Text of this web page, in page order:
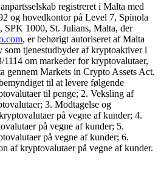
registreret i Malta med
og hovedkontor på Level 7, Spinola
1000, St. Julians, Malta, der
, er behørigt autoriseret af Malta
tjenestudbyder af kryptoaktiver i
om markeder for kryptovalutaer,
gennem Markets in Crypto Assets Act.
til at levere følgende
til penge; 2. Veksling af
3. Modtagelse og
på vegne af kunder; 4.
på vegne af kunder; 5.
på vegne af kunder; 6.
af kryptovalutaer på vegne af kunder.